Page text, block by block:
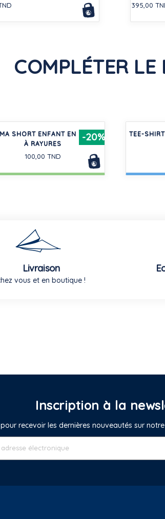
395,00
COMPLÉTER LE
-20%
SHORT ENFANT EN COTON
À RAYURES
100,00 TND
TEE-
Livraison
vous et en boutique !
Inscription à la
recevoir les dernières nouveautés sur